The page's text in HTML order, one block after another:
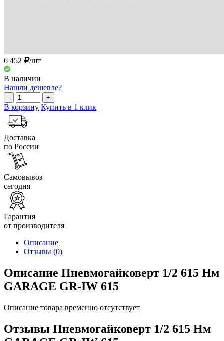
6 452 /шт
В наличии
Нашли дешевле?
- +
В корзину Купить в 1 клик
Доставка
по России
Самовывоз
сегодня
Гарантия
от производителя
Описание
Отзывы (0)
Описание Пневмогайковерт 1/2 615 Нм
GARAGE GR-IW 615
Описание товара временно отсутствует
Отзывы Пневмогайковерт 1/2 615 Нм